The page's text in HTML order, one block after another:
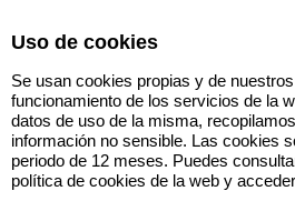
915483852
¿Quiere Vender?
Tenemos una amplia cartera de
propiedad.Buscamos pisos en Madrid
Uso de cookies
Se usan cookies propias y de
funcionamiento de los servicios de la
datos de uso de la misma,
información no sensible. Las cookies
periodo de 12 meses. Puedes
política de cookies de la web y